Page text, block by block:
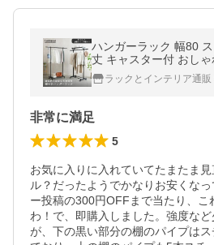
ハンガーラック 幅80
丈 キャスター付 おしゃ
付 大容量 衣類ハンガー
-80ラックとインテリア通
非常に満足
5
お気に入りに入れていてたまたま
ル？だったようでかなりお安くな
ー投稿の300円OFFまで当たり、こ
わ！で、即購入しました。強度な
が、下の黒い部分の棚のパイプは